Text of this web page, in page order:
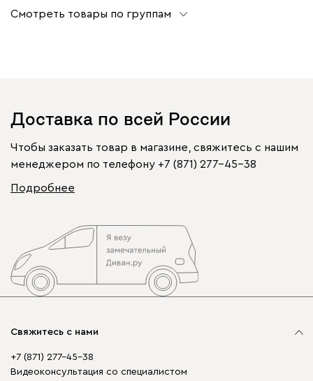
Смотреть товары по группам
Доставка по всей России
Чтобы заказать товар в магазине, свяжитесь с нашим
менеджером по телефону +7 (871) 277-45-38
Подробнее
Свяжитесь с нами
+7 (871) 277-45-38
Видеоконсультация со специалистом